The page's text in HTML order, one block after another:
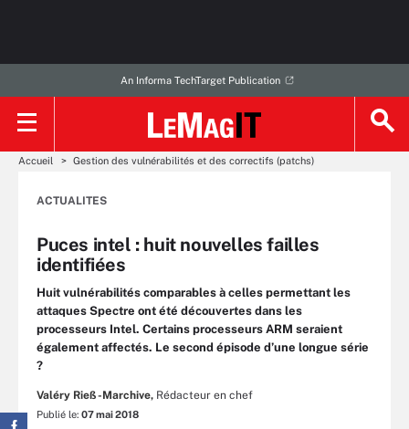
An Informa TechTarget Publication
Accueil Gestion des vulnérabilités et des correctifs (patchs)
ACTUALITES
Puces intel : huit nouvelles failles
identifiées
Huit vulnérabilités comparables à celles permettant les
attaques Spectre ont été découvertes dans les
processeurs Intel. Certains processeurs ARM seraient
également affectés. Le second épisode d’une longue série
?
Valéry Rieß-Marchive, Rédacteur en chef
Publié le: 07 mai 2018